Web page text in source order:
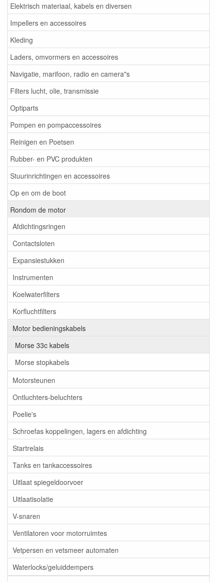
Elektrisch materiaal, kabels en diversen
Impellers en accessoires
Kleding
Laders, omvormers en accessoires
Navigatie, marifoon, radio en camera"s
Filters lucht, olie, transmissie
Optiparts
Pompen en pompaccessoires
Reinigen en Poetsen
Rubber- en PVC produkten
Stuurinrichtingen en accessoires
Op en om de boot
Rondom de motor
Afdichtingsringen
Contactsloten
Expansiestukken
Instrumenten
Koelwaterfilters
Korfluchtfilters
Motor bedieningskabels
Morse 33c kabels
Morse stopkabels
Motorsteunen
Ontluchters-beluchters
Poelie's
Schroefas koppelingen, lagers en afdichting
Startrelais
Tanks en tankaccessoires
Uitlaat spiegeldoorvoer
Uitlaatisolatie
V-snaren
Ventilatoren voor motorruimtes
Vetpersen en vetsmeer automaten
Waterlocks/geluiddempers